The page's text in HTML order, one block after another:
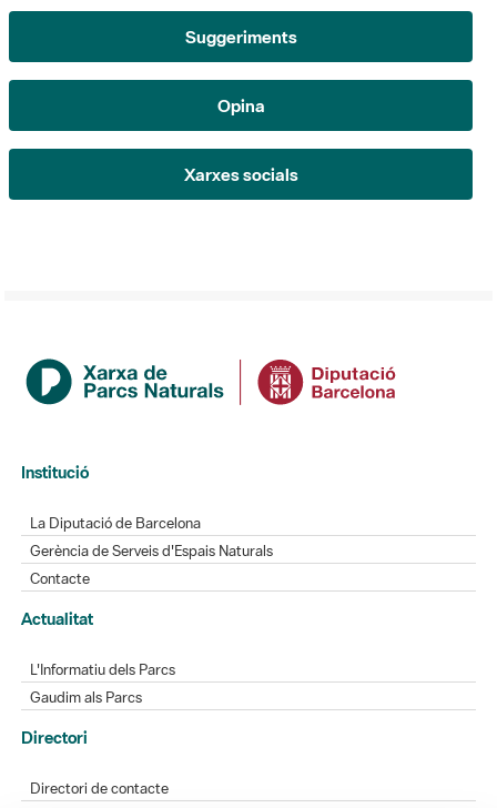
Opina
Xarxes socials
Institució
Gerència de Serveis d'Espais Naturals
Actualitat
L'Informatiu dels Parcs
Gaudim als Parcs
Directori de contacte
Xarxes socials
Bústia de suggeriments